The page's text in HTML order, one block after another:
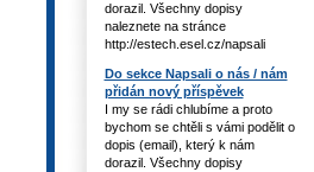
dorazil. Všechny dopisy
naleznete na stránce
http://estech.esel.cz/napsali
Do sekce Napsali o nás / nám
přidán nový příspěvek
I my se rádi chlubíme a proto
bychom se chtěli s vámi podělit o
dopis (email), který k nám
dorazil. Všechny dopisy